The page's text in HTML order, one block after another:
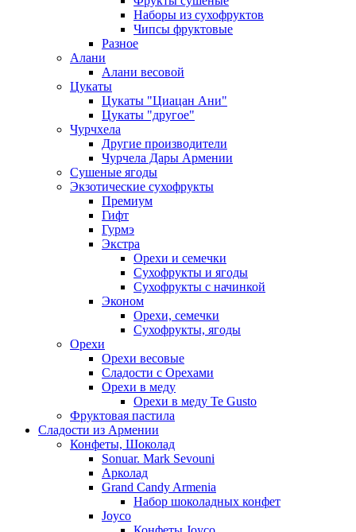
Наборы из сухофруктов
Чипсы фруктовые
Разное
Алани
Алани весовой
Цукаты
Цукаты "Циацан Ани"
Цукаты "другое"
Чурчхела
Другие производители
Чурчела Дары Армении
Сушеные ягоды
Экзотические сухофрукты
Премиум
Гифт
Гурмэ
Экстра
Орехи и семечки
Сухофрукты и ягоды
Сухофрукты с начинкой
Эконом
Орехи, семечки
Сухофрукты, ягоды
Орехи
Орехи весовые
Сладости с Орехами
Орехи в меду
Орехи в меду Te Gusto
Фруктовая пастила
Сладости из Армении
Конфеты, Шоколад
Sonuar. Mark Sevouni
Арколад
Grand Candy Armenia
Набор шоколадных конфет
Joyco